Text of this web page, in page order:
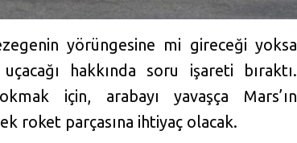
yörüngesine mi gireceği yoksa
hakkında soru işareti bıraktı.
için, arabayı yavaşça Mars’ın
roket parçasına ihtiyaç olacak.